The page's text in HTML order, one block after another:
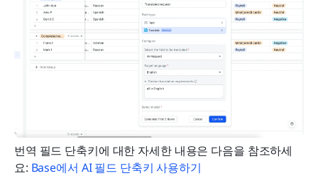
번역 필드 단축키에 대한 자세한 내용은 다음을 참조하세
요: Base에서 AI 필드 단축키 사용하기